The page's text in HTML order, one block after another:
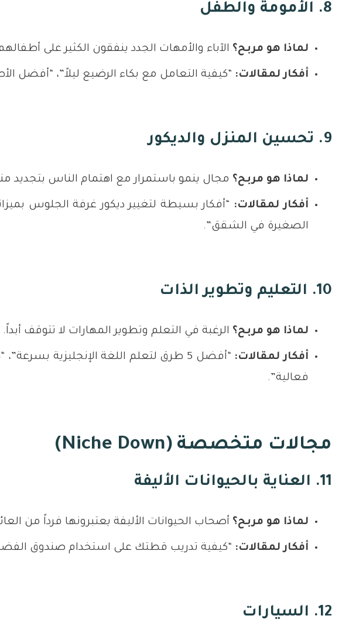
8. الأمومة والطفل
لماذا هو مربح؟ الآباء والأمهات الجدد ينفقون الكثير على
أفكار لمقالات: “كيفية التعامل مع بكاء الرضيع ليلاً”، “أفضل
9. تحسين المنزل والديكور
لماذا هو مربح؟ مجال ينمو باستمرار مع اهتمام الناس بتجديد
أفكار لمقالات: “أفكار بسيطة لتغيير ديكور غرفة الجلوس
الصغيرة في الشقق”.
10. التعليم وتطوير الذات
لماذا هو مربح؟ الرغبة في التعلم وتطوير المهارات لا تتوقف أبداً.
أفكار لمقالات:
“أفضل 5 طرق لتعلم اللغة الإنجليزية
فعالية”.
مجالات متخصصة (Niche Down)
11. العناية بالحيوانات الأليفة
لماذا هو مربح؟ أصحاب الحيوانات الأليفة يعتبرونها فرداً من
أفكار لمقالات: “كيفية تدريب قطتك على استخدام صندوق
12. السيارات